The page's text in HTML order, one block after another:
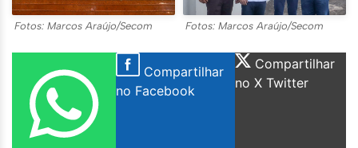
Fotos: Marcos Araújo/Secom Fotos: Marcos Araújo/Secom
Compartilhar
no Facebook
Compartilhar
no X Twitter